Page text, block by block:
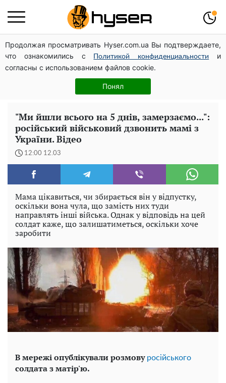
Продолжая просматривать Hyser.com.ua Вы подтверждаете,
что ознакомились с
Политикой конфиденциальности
и
согласны с использованием файлов cookie.
Понял
Повністю гола Анна Трінчер блиснула "принадами":
таких розмірів ви ще не бачили
Таку смакоту ви відкриватимете банку за банкою:
рецепт помідорів дольками з цибулею та олією на
"Ми йшли всього на 5 днів, замерзаємо...":
російський військовий дзвонить мамі з
України. Відео
12:00 12.03
Мама цікавиться, чи збирається він у відпустку,
оскільки вона чула, що замість них туди
направлять інші війська. Однак у відповідь на цей
солдат каже, що залишатиметься, оскільки хоче
заробити
В мережі опублікували розмову російського
солдата з матір'ю.